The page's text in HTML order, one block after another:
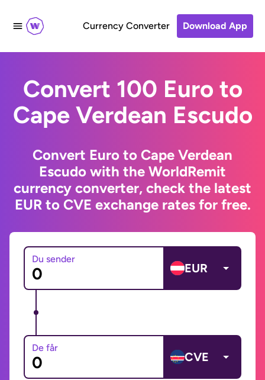
Currency Converter Download App
Convert 100 Euro to
Cape Verdean Escudo
Convert Euro to Cape Verdean
Escudo with the WorldRemit
currency converter, check the latest
EUR to CVE exchange rates for free.
Du sender
EUR
De får
CVE